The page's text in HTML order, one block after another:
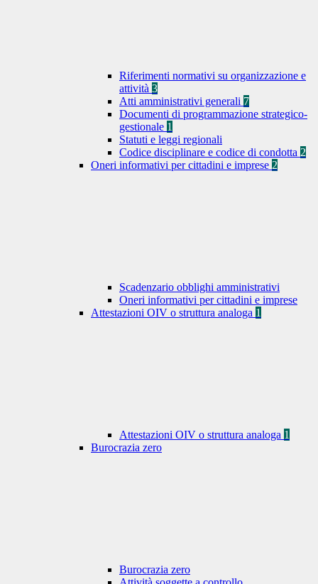
Riferimenti normativi su organizzazione e
attività 3
Atti amministrativi generali 7
Documenti di programmazione strategico-
gestionale 1
Statuti e leggi regionali
Codice disciplinare e codice di condotta 2
Oneri informativi per cittadini e imprese 2
Scadenzario obblighi amministrativi
Oneri informativi per cittadini e imprese
Attestazioni OIV o struttura analoga 1
Attestazioni OIV o struttura analoga 1
Burocrazia zero
Burocrazia zero